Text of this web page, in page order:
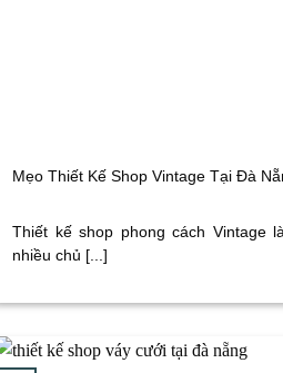
Mẹo Thiết Kế Shop Vintage Tại Đà
Thiết kế shop phong cách Vintage
nhiều chủ [...]